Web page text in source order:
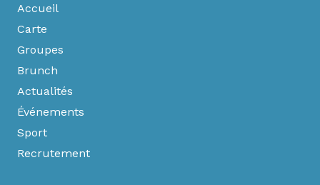
Accueil
Carte
Groupes
Brunch
Actualités
Événements
Sport
Recrutement